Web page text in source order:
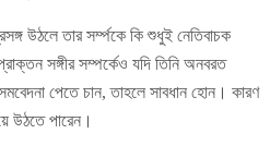
উঠলে তার সর্ম্পকে কি শুধুই নেতিবাচক
সঙ্গীর সম্পর্কেও যদি তিনি অনবরত
পেতে চান, তাহলে সাবধান হোন। কারণ
উঠতে পারেন।